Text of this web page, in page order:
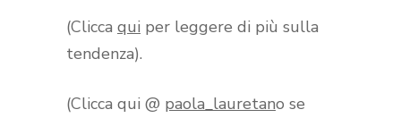
(Clicca qui per leggere di più sulla
tendenza).
(Clicca qui @ paola_lauretano se